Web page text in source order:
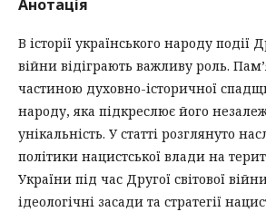
Анотація
В історії українського народу події
війни відіграють важливу роль.
частиною духовно-історичної
народу, яка підкреслює його
унікальність. У статті розглянуто
політики нацистської влади на
України під час Другої світової
ідеологічні засади та стратегії